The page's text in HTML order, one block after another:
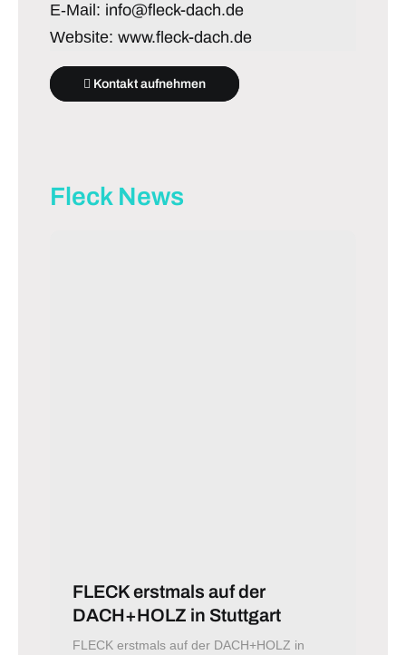
E-Mail: info@fleck-dach.de
Website: www.fleck-dach.de
Kontakt aufnehmen
Fleck News
FLECK erstmals auf der
DACH+HOLZ in Stuttgart
FLECK erstmals auf der DACH+HOLZ in